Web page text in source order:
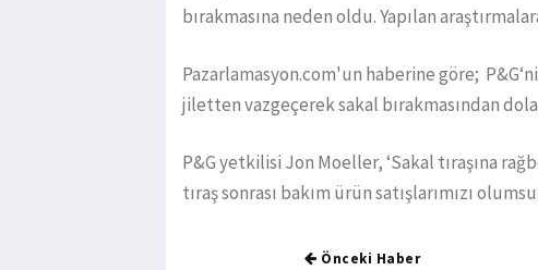
bırakmasına neden oldu. Yapılan
Pazarlamasyon.com'un haberine göre;
jiletten vazgeçerek sakal bırakmasından
P&G yetkilisi Jon Moeller, ‘Sakal tıraşına
tıraş sonrası bakım ürün satışlarımızı
Önceki Haber